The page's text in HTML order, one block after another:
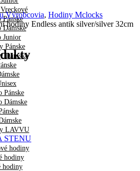
Pánske
Dámske
Junior
Pánske
Dámske
Pánske
Dámske
LAVVU
STENU
hodiny
hodiny
hodiny
Výrobcovia, Hodiny Mclocks
hodiny Endless antik silver/silver 32cm